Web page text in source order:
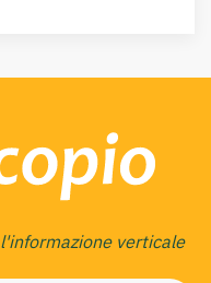
l'informazione verticale